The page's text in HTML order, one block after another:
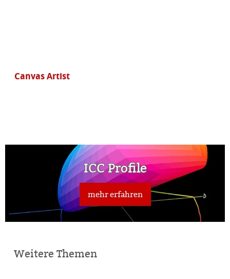
Canvas Artist
ICC Profile
mehr erfahren
Weitere Themen